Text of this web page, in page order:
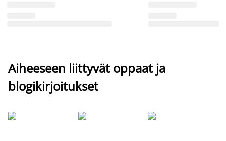
Aiheeseen liittyvät oppaat ja
blogikirjoitukset